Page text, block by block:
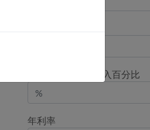
每月用於還款的收入百分比
年利率